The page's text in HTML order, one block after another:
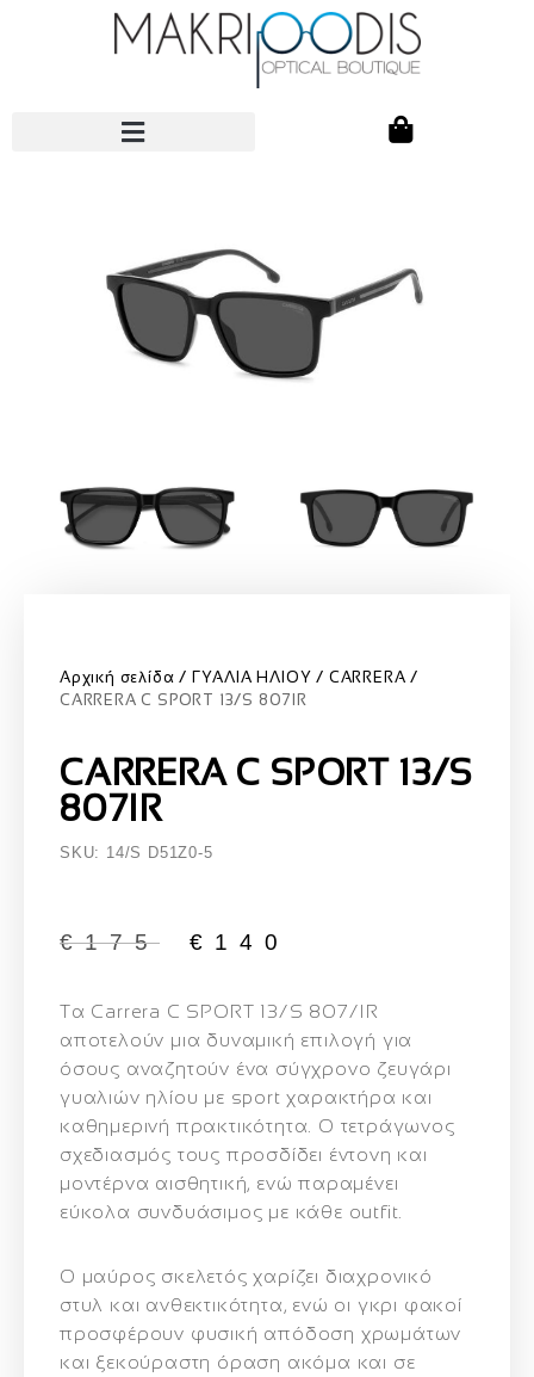
Αρχική σελίδα ΓΥΑΛΙΑ ΗΛΙΟΥ
CARRERA
CARRERA C SPORT 13/S 807IR
CARRERA C SPORT 13/S
807IR
SKU: 14/S D51Z0-5
€175 € 140
Τα Carrera C SPORT 13/S 807/IR
αποτελούν μια δυναμική επιλογή για
όσους αναζητούν ένα σύγχρονο ζευγάρι
γυαλιών ηλίου με sport χαρακτήρα και
καθημερινή πρακτικότητα. Ο τετράγωνος
σχεδιασμός τους προσδίδει έντονη και
μοντέρνα αισθητική, ενώ παραμένει
εύκολα συνδυάσιμος με κάθε outfit.
Ο μαύρος σκελετός χαρίζει διαχρονικό
στυλ και ανθεκτικότητα, ενώ οι γκρι φακοί
προσφέρουν φυσική απόδοση χρωμάτων
και ξεκούραστη όραση ακόμα και σε